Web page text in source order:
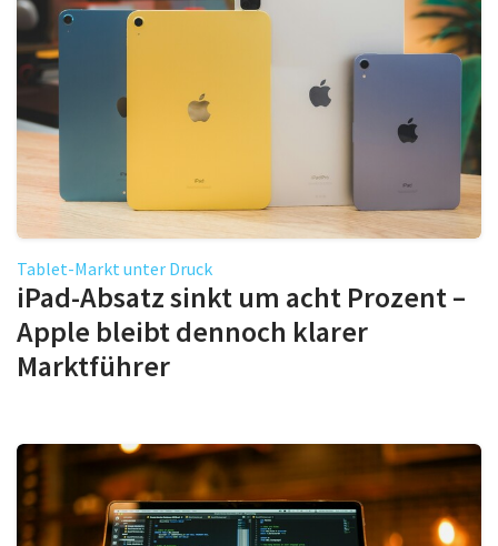
Tablet-Markt unter Druck
iPad-Absatz sinkt um acht Prozent –
Apple bleibt dennoch klarer
Marktführer